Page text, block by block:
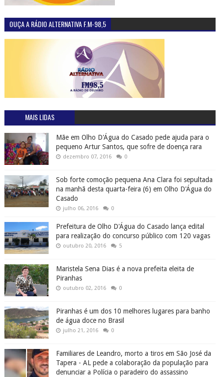
OUÇA A RÁDIO ALTERNATIVA F.M-98,5
MAIS LIDAS
Mãe em Olho D'Água do Casado pede ajuda para o
pequeno Artur Santos, que sofre de doença rara
dezembro 07, 2016 0
Sob forte comoção pequena Ana Clara foi sepultada
na manhã desta quarta-feira (6) em Olho D'Água do
Casado
julho 06, 2016 0
Prefeitura de Olho D'Água do Casado lança edital
para realização do concurso público com 120 vagas
outubro 20, 2016 5
Maristela Sena Dias é a nova prefeita eleita de
Piranhas
outubro 02, 2016 0
Piranhas é um dos 10 melhores lugares para banho
de água doce no Brasil
julho 21, 2016 0
Familiares de Leandro, morto a tiros em São José da
Tapera - AL pede a colaboração da população para
denunciar a Polícia o paradeiro do assassino